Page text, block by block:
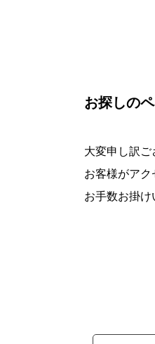
お探しの
大変申し訳ご
お客様がアク
お手数お掛け